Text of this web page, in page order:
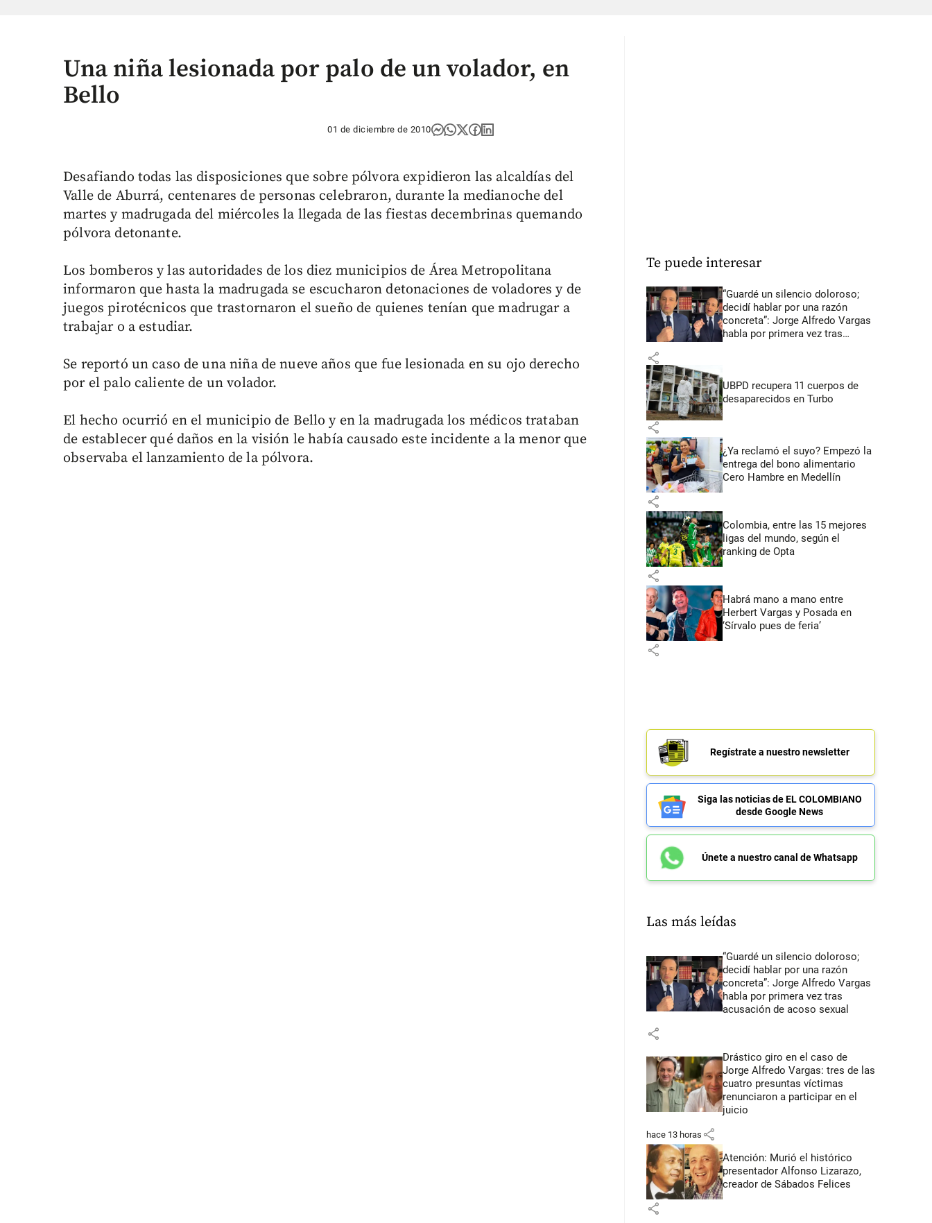
Una niña lesionada por palo de un volador, en
Bello
01 de diciembre de 2010
Desafiando todas las disposiciones que sobre pólvora expidieron las alcaldías del
Valle de Aburrá, centenares de personas celebraron, durante la medianoche del
martes y madrugada del miércoles la llegada de las fiestas decembrinas quemando
pólvora detonante.
Los bomberos y las autoridades de los diez municipios de Área Metropolitana
informaron que hasta la madrugada se escucharon detonaciones de voladores y de
juegos pirotécnicos que trastornaron el sueño de quienes tenían que madrugar a
trabajar o a estudiar.
Se reportó un caso de una niña de nueve años que fue lesionada en su ojo derecho
por el palo caliente de un volador.
El hecho ocurrió en el municipio de Bello y en la madrugada los médicos trataban
de establecer qué daños en la visión le había causado este incidente a la menor que
observaba el lanzamiento de la pólvora.
Te puede interesar
“Guardé un silencio doloroso;
decidí hablar por una razón
concreta”: Jorge Alfredo Vargas
habla por primera vez tras
share
UBPD recupera 11 cuerpos de
desaparecidos en Turbo
share
¿Ya reclamó el suyo? Empezó la
entrega del bono alimentario
Cero Hambre en Medellín
share
Colombia, entre las 15 mejores
ligas del mundo, según el
ranking de Opta
share
Habrá mano a mano entre
Herbert Vargas y Posada en
‘Sírvalo pues de feria’
share
Regístrate a nuestro newsletter
Siga las noticias de EL COLOMBIANO
desde Google News
Únete a nuestro canal de Whatsapp
Las más leídas
“Guardé un silencio doloroso;
decidí hablar por una razón
concreta”: Jorge Alfredo Vargas
habla por primera vez tras
acusación de acoso sexual
share
Drástico giro en el caso de
Jorge Alfredo Vargas: tres de las
cuatro presuntas víctimas
renunciaron a participar en el
juicio
hace 13 horas share
Atención: Murió el histórico
presentador Alfonso Lizarazo,
creador de Sábados Felices
share